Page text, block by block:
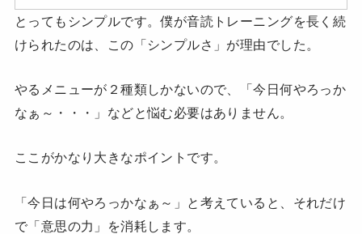
とってもシンプルです。僕が音読トレーニングを長く続
けられたのは、この「シンプルさ」が理由でした。
やるメニューが２種類しかないので、「今日何やろっか
なぁ～・・・」などと悩む必要はありません。
ここがかなり大きなポイントです。
「今日は何やろっかなぁ～」と考えていると、それだけ
で「意思の力」を消耗します。